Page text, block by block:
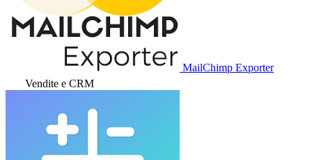
MailChimp Exporter
Vendite e CRM